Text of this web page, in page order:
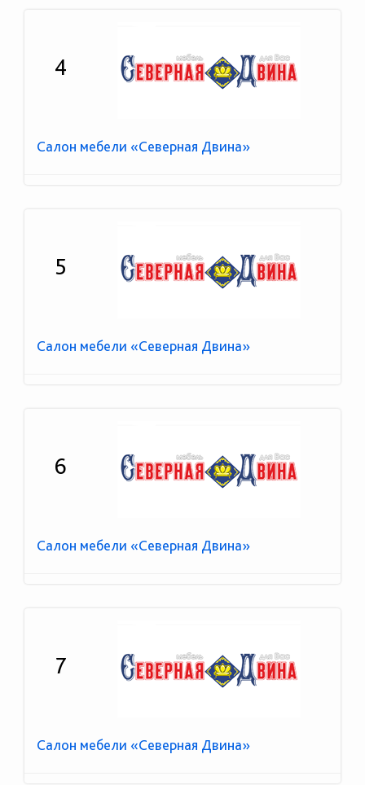
4
Салон мебели «Северная Двина»
5
Салон мебели «Северная Двина»
6
Салон мебели «Северная Двина»
7
Салон мебели «Северная Двина»